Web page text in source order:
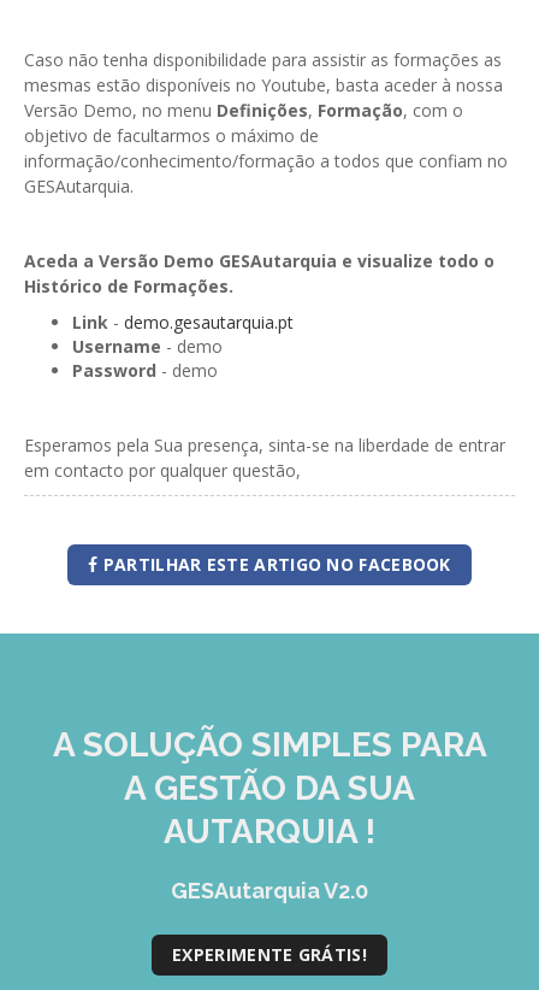
GESVencimento
GESViaturasAbandonadas
Portal da Freguesia
Caso não tenha disponibilidade para assistir as formações as
mesmas estão disponíveis no Youtube, basta aceder à nossa
Versão Demo, no menu Definições, Formação, com o
objetivo de facultarmos o máximo de
informação/conhecimento/formação a todos que confiam no
GESAutarquia.
Aceda a Versão Demo GESAutarquia e visualize todo o
Histórico de Formações.
Link - demo.gesautarquia.pt
Username - demo
Password - demo
Esperamos pela Sua presença, sinta-se na liberdade de entrar
em contacto por qualquer questão,
PARTILHAR ESTE ARTIGO NO FACEBOOK
A SOLUÇÃO SIMPLES PARA
A GESTÃO DA SUA
AUTARQUIA !
GESAutarquia V2.0
EXPERIMENTE GRÁTIS!